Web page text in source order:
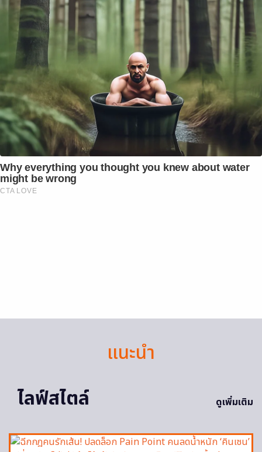
Why everything you thought you knew about water
might be wrong
CTA LOVE
แนะนำ
ไลฟ์สไตล์
ดูเพิ่มเติม